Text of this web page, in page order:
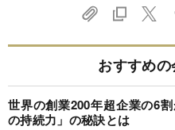
おすすめ
世界の創業200年超企業の6
の持続力」の秘訣とは